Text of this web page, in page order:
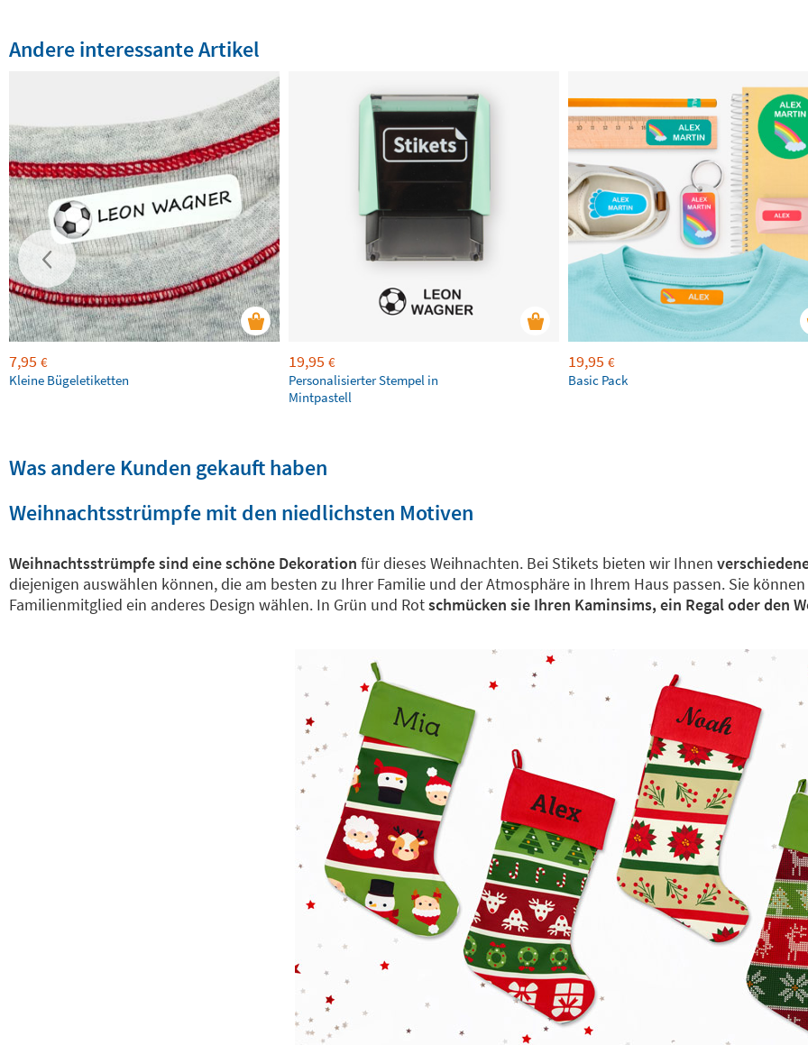
Andere interessante Artikel
7,95 €
Kleine Bügeletiketten
19,95 €
Personalisierter Stempel in
Mintpastell
19,95 €
Basic Pack
Was andere Kunden gekauft haben
Weihnachtsstrümpfe mit den niedlichsten Motiven
Weihnachtsstrümpfe sind eine schöne Dekoration für dieses Weihnachten. Bei Stikets bieten wir Ihnen
diejenigen auswählen können, die am besten zu Ihrer Familie und der Atmosphäre in Ihrem Haus passen. Sie
Familienmitglied ein anderes Design wählen. In Grün und Rotschmücken sie Ihren Kaminsims, ein Regal oder den